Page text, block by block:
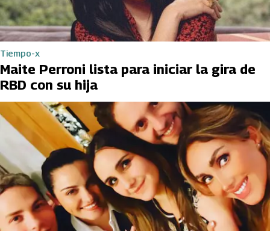
Tiempo-x
Maite Perroni lista para iniciar la gira de
RBD con su hija